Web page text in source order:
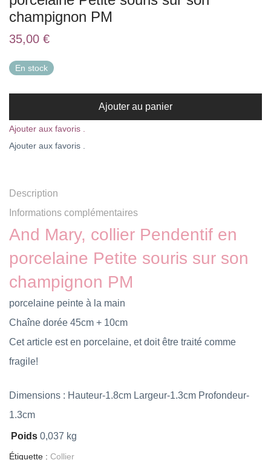
champignon PM
35,00 €
En stock
Ajouter au panier
Ajouter aux favoris .
Ajouter aux favoris .
Description
Informations complémentaires
And Mary, collier Pendentif en
porcelaine Petite souris sur son
champignon PM
porcelaine peinte à la main
Chaîne dorée 45cm + 10cm
Cet article est en porcelaine, et doit être traité comme
fragile!
Dimensions : Hauteur-1.8cm Largeur-1.3cm Profondeur-
1.3cm
Poids 0,037 kg
Étiquette : Collier